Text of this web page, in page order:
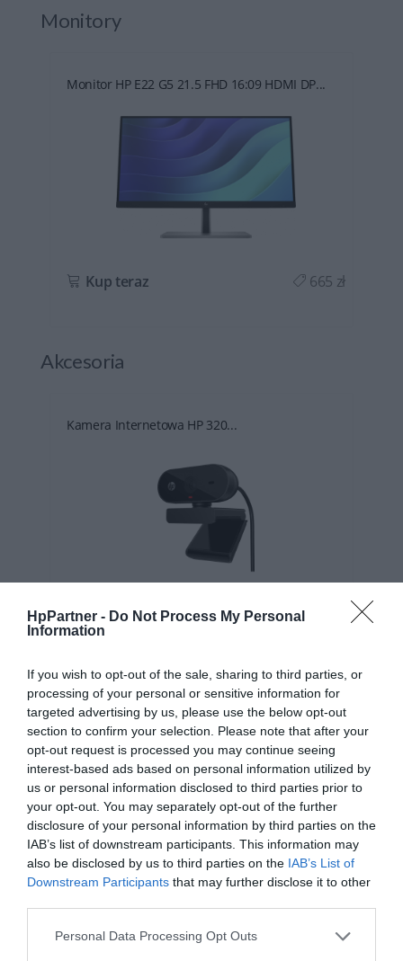
HpPartner - Do Not Process My Personal
Information
If you wish to opt-out of the sale, sharing to third parties, or
processing of your personal or sensitive information for
targeted advertising by us, please use the below opt-out
section to confirm your selection. Please note that after your
opt-out request is processed you may continue seeing
interest-based ads based on personal information utilized by
us or personal information disclosed to third parties prior to
your opt-out. You may separately opt-out of the further
disclosure of your personal information by third parties on the
IAB’s list of downstream participants. This information may
also be disclosed by us to third parties on the IAB’s List of
Downstream Participants that may further disclose it to other
Personal Data Processing Opt Outs
Monitory
Monitor HP E22 G5 21.5 FHD 16:09 HDMI DP...
Kup teraz 665 zł
Akcesoria
Kamera Internetowa HP 320...
Kup teraz
OPIS SERII
Linia komputerów HP Pro (ProDesk) to seria urządzeń
skoncentrowanych głównie na potrzebach
biznesowych. Oferują one wydajność, niezawodność i
pracy.
ROZWIŃ PEŁEN OPIS